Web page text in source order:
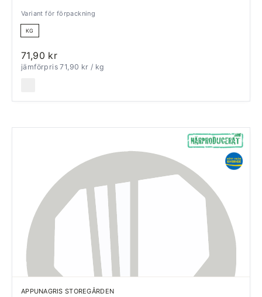
Variant för förpackning
KG
71,90 kr
jämförpris 71,90 kr/ kg
APPUNAGRIS STOREGÅRDEN